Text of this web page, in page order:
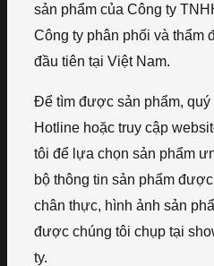
sản phẩm của Công ty
Công ty phân phối và thẩm
đầu tiên tại Việt Nam.
Để tìm được sản phẩm,
Hotline hoặc truy cập
tôi để lựa chọn sản phẩm
bộ thông tin sản phẩm
chân thực, hình ảnh sản
được chúng tôi chụp tại
ty.